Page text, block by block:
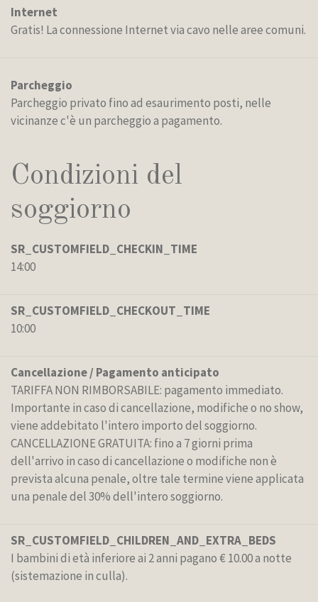
Internet
Gratis! La connessione Internet via cavo nelle aree comuni.
Parcheggio
Parcheggio privato fino ad esaurimento posti, nelle
vicinanze c'è un parcheggio a pagamento.
Condizioni del
soggiorno
SR_CUSTOMFIELD_CHECKIN_TIME
14:00
SR_CUSTOMFIELD_CHECKOUT_TIME
10:00
Cancellazione / Pagamento anticipato
TARIFFA NON RIMBORSABILE: pagamento immediato.
Importante in caso di cancellazione, modifiche o no show,
viene addebitato l'intero importo del soggiorno.
CANCELLAZIONE GRATUITA: fino a 7 giorni prima
dell'arrivo in caso di cancellazione o modifiche non è
prevista alcuna penale, oltre tale termine viene applicata
una penale del 30% dell'intero soggiorno.
SR_CUSTOMFIELD_CHILDREN_AND_EXTRA_BEDS
I bambini di età inferiore ai 2 anni pagano € 10.00 a notte
(sistemazione in culla).